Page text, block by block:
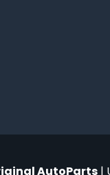
AutoParts|